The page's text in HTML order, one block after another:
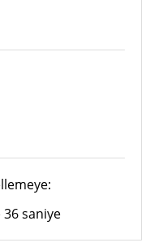
36 saniye